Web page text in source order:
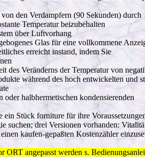
den Verdampfern (90 Sekunden) durch
Temperatur beizubehalten
über Luftvorhang
Glas für eine vollkommene
erreicht instand, indem Sie
des Veränderns der Temperatur von
während des hoch entwickelten und
oder halbhermetischen kondensierenden
ein Stück forniture für ihre
suchen; drei Versionen vorhanden:
kaufen-gepaßten Kostenzähler
ORT angepasst werden s.